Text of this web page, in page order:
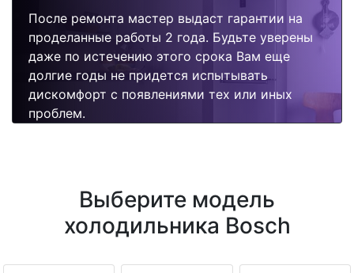
После ремонта мастер выдаст гарантии на
проделанные работы 2 года. Будьте уверены
даже по истечению этого срока Вам еще
долгие годы не придется испытывать
дискомфорт с появлениями тех или иных
проблем.
Выберите модель
холодильника Bosch